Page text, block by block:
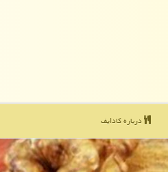
درباره كادایف